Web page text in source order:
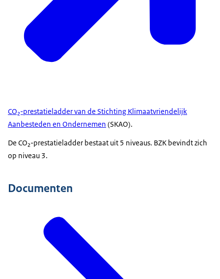
CO₂-prestatieladder van de Stichting Klimaatvriendelijk
Aanbesteden en Ondernemen (SKAO).
De CO₂-prestatieladder bestaat uit 5 niveaus. BZK bevindt zich
op niveau 3.
Documenten